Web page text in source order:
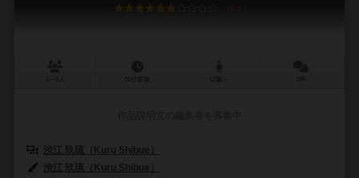
6.2
渋江 玖琉（Kuru Shibue）
渋江 玖琉（Kuru Shibue）